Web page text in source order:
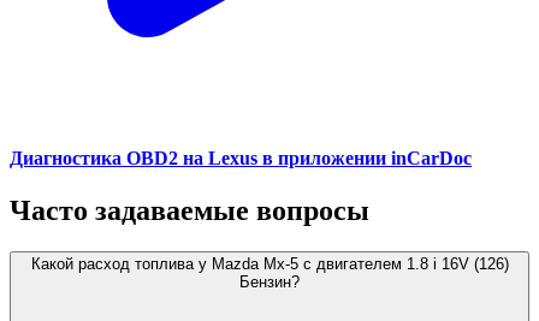
Диагностика OBD2 на Lexus в приложении inCarDoc
Часто задаваемые вопросы
Какой расход топлива у Mazda Mx-5 с двигателем 1.8 i 16V (126)
Бензин?